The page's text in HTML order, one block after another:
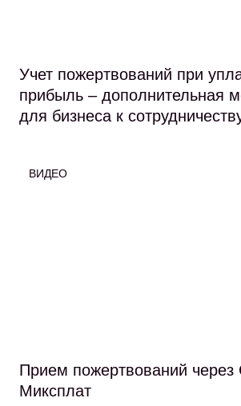
Учет пожертвований при
прибыль – дополнительная
для бизнеса к
ВИДЕО
Прием пожертвований
Миксплат